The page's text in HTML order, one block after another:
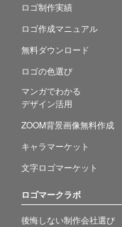
ロゴ制作実績
ロゴ作成マニュアル
無料ダウンロード
ロゴの色選び
マンガでわかる
デザイン活用
ZOOM背景画像無料作成
キャラマーケット
文字ロゴマーケット
ロゴマークラボ
後悔しない制作会社選び